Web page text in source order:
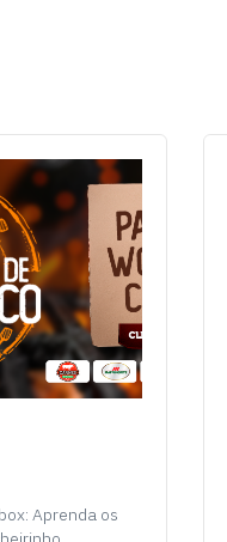
Aprenda os